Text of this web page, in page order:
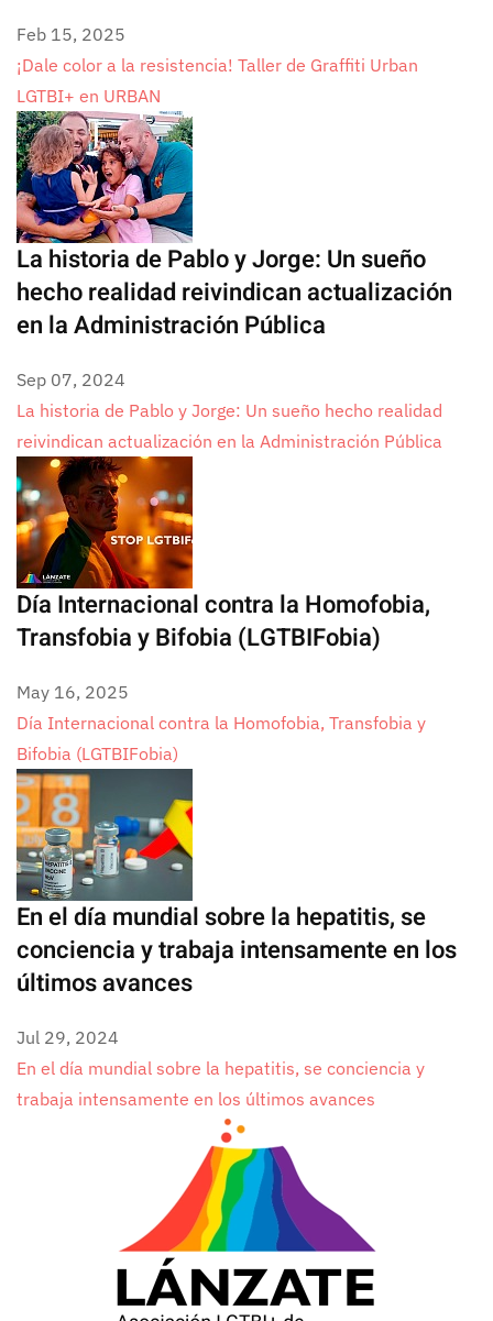
Feb 15, 2025
¡Dale color a la resistencia! Taller de Graffiti Urban
LGTBI+ en URBAN
La historia de Pablo y Jorge: Un sueño
hecho realidad reivindican actualización
en la Administración Pública
Sep 07, 2024
La historia de Pablo y Jorge: Un sueño hecho realidad
reivindican actualización en la Administración Pública
Día Internacional contra la Homofobia,
Transfobia y Bifobia (LGTBIFobia)
May 16, 2025
Día Internacional contra la Homofobia, Transfobia y
Bifobia (LGTBIFobia)
En el día mundial sobre la hepatitis, se
conciencia y trabaja intensamente en los
últimos avances
Jul 29, 2024
En el día mundial sobre la hepatitis, se conciencia y
trabaja intensamente en los últimos avances